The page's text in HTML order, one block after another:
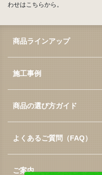
わせはこちらから。
商品ラインアップ
施工事例
商品の選び方ガイド
よくあるご質問（FAQ）
ご案内